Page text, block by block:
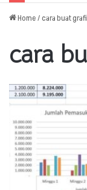
Home/cara buat
cara